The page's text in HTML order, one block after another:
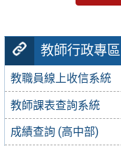
教師行政專區
教職員線上收信系統
教師課表查詢系統
成績查詢 (高中部)